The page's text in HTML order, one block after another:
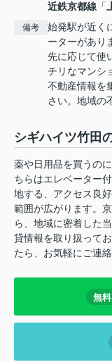
近鉄京都線 「
備考
始発駅が近く
ーターがあり
先に応じて使
チリなマンシ
不動産情報を
さい。地域の
シギハイツ竹田
薬や日用品を買うの
ちらはエレベーター
地する、アクセス良
範囲が広がります。
ら、地域に密着した
貸情報を取り扱って
たら、お気軽にご連絡
無料